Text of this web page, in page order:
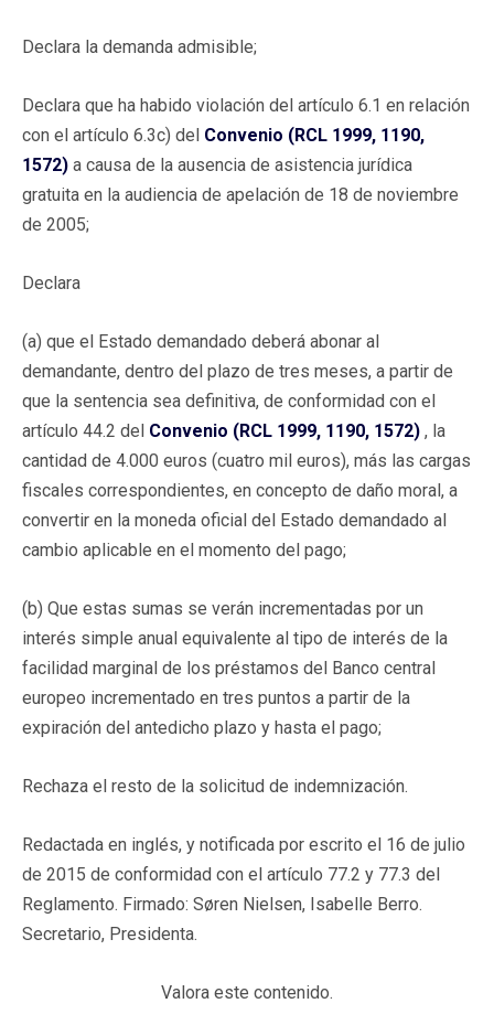
Declara la demanda admisible;
Declara que ha habido violación del artículo 6.1 en relación
con el artículo 6.3c) del Convenio (RCL 1999, 1190,
1572) a causa de la ausencia de asistencia jurídica
gratuita en la audiencia de apelación de 18 de noviembre
de 2005;
Declara
(a) que el Estado demandado deberá abonar al
demandante, dentro del plazo de tres meses, a partir de
que la sentencia sea definitiva, de conformidad con el
artículo 44.2 del Convenio (RCL 1999, 1190, 1572) , la
cantidad de 4.000 euros (cuatro mil euros), más las cargas
fiscales correspondientes, en concepto de daño moral, a
convertir en la moneda oficial del Estado demandado al
cambio aplicable en el momento del pago;
(b) Que estas sumas se verán incrementadas por un
interés simple anual equivalente al tipo de interés de la
facilidad marginal de los préstamos del Banco central
europeo incrementado en tres puntos a partir de la
expiración del antedicho plazo y hasta el pago;
Rechaza el resto de la solicitud de indemnización.
Redactada en inglés, y notificada por escrito el 16 de julio
de 2015 de conformidad con el artículo 77.2 y 77.3 del
Reglamento. Firmado: Søren Nielsen, Isabelle Berro.
Secretario, Presidenta.
Valora este contenido.